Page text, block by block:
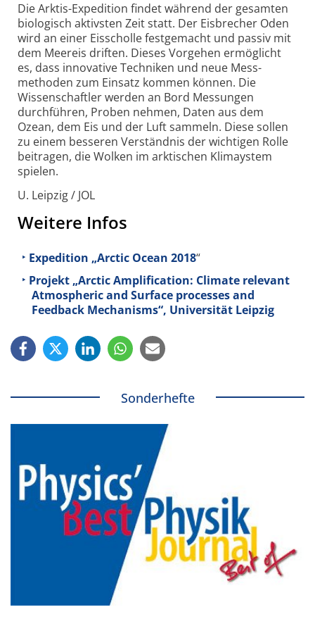
Die Arktis-Expedition findet während der gesamten
bio­logisch aktivsten Zeit statt. Der Eisbrecher Oden
wird an einer Eisscholle festgemacht und passiv mit
dem Meereis driften. Dieses Vorgehen ermöglicht
es, dass inno­vative Techniken und neue Mess­
methoden zum Einsatz kommen können. Die
Wissen­schaftler werden an Bord Messungen
durchführen, Proben nehmen, Daten aus dem
Ozean, dem Eis und der Luft sammeln. Diese sollen
zu einem besseren Verständnis der wichtigen Rolle
beitragen, die Wolken im ark­tischen Klima­ystem
spielen.
U. Leipzig / JOL
Weitere Infos
Expedition „Arctic Ocean 2018“
Projekt „Arctic Amplification: Climate relevant
Atmospheric and Surface processes and
Feedback Mechanisms“, Universität Leipzig
Sonderhefte